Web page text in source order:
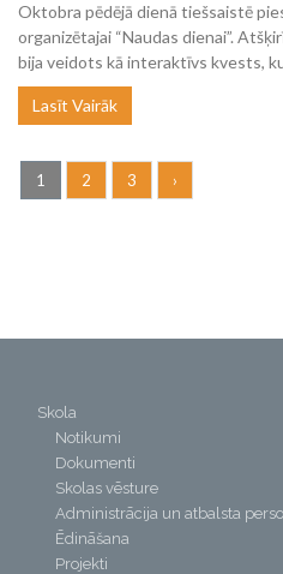
Oktobra pēdējā dienā tiešsaistē
organizētajai “Naudas dienai”.
bija veidots kā interaktīvs kvests,
Lasīt Vairāk
1 2 3 ›
Skola
Notikumi
Dokumenti
Skolas vēsture
Administrācija un atbalsta
Ēdināšana
Projekti